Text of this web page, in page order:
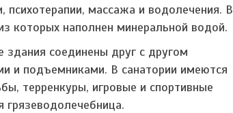
массажа и водолечения. В
которых наполнен минеральной водой.
соединены друг с другом
и подъемниками. В санатории имеются
терренкуры, игровые и спортивные